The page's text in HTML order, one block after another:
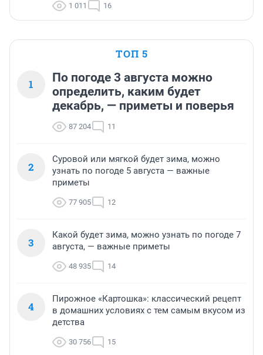
1 011 16
ТОП 5
1
По погоде 3 августа можно
определить, каким будет
декабрь, — приметы и поверья
87 204 11
2
Суровой или мягкой будет зима, можно
узнать по погоде 5 августа — важные
приметы
77 905 12
3
Какой будет зима, можно узнать по погоде 7
августа, — важные приметы
48 935 14
4
Пирожное «Картошка»: классический рецепт
в домашних условиях с тем самым вкусом из
детства
30 756 15